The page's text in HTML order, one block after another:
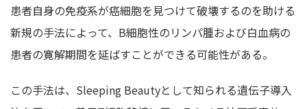
患者自身の免疫系が癌細胞を見つけて破壊するのを助ける
新規の手法によって、B細胞性のリンパ腫および白血病の
患者の寛解期間を延ばすことができる可能性がある。
この手法は、Sleeping Beautyとして知られる遺伝子導入